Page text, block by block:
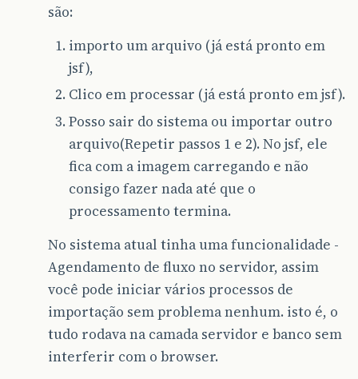
são:
importo um arquivo (já está pronto em
jsf),
Clico em processar (já está pronto em jsf).
Posso sair do sistema ou importar outro
arquivo(Repetir passos 1 e 2). No jsf, ele
fica com a imagem carregando e não
consigo fazer nada até que o
processamento termina.
No sistema atual tinha uma funcionalidade -
Agendamento de fluxo no servidor, assim
você pode iniciar vários processos de
importação sem problema nenhum. isto é, o
tudo rodava na camada servidor e banco sem
interferir com o browser.